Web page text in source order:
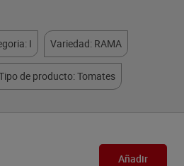
I Variedad: RAMA
de producto: Tomates
Añadir